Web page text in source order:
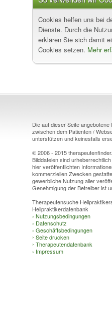
ZUM
Cookies helfen uns bei
Dienste. Durch die
erklären Sie sich damit
Cookies setzen. Mehr
Die auf dieser Seite
zwischen dem Patienten /
unterstützen und keinesfalls
© 2006 - 2015
Bilddateien sind
hier veröffentlichten
kommerziellen Zwecken
gewerbliche Nutzung aller
Genehmigung der Betreiber ist
Therapeutensuche
Heilpraktikerdatenbank
› Nutzungsbedingungen
› Datenschutz
› Geschäftsbedingungen
› Seite drucken
› Therapeutendatenbank
› Impressum